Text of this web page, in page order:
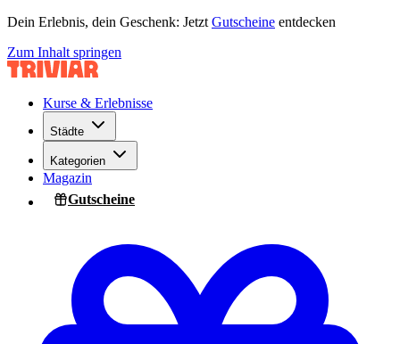
Dein Erlebnis, dein Geschenk: Jetzt Gutscheine entdecken
Zum Inhalt springen
Kurse & Erlebnisse
Städte
Kategorien
Magazin
Gutscheine